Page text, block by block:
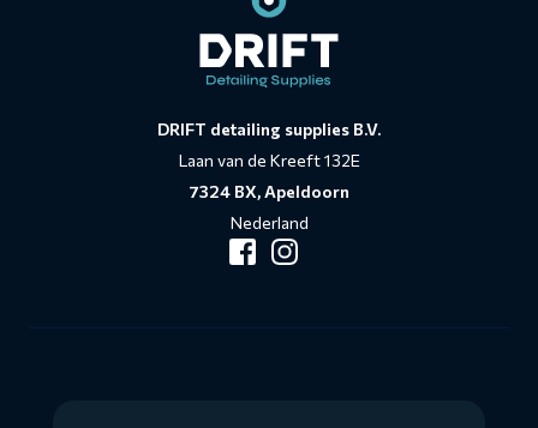
DRIFT detailing supplies B.V.
Laan van de Kreeft 132E
7324 BX, Apeldoorn
Nederland